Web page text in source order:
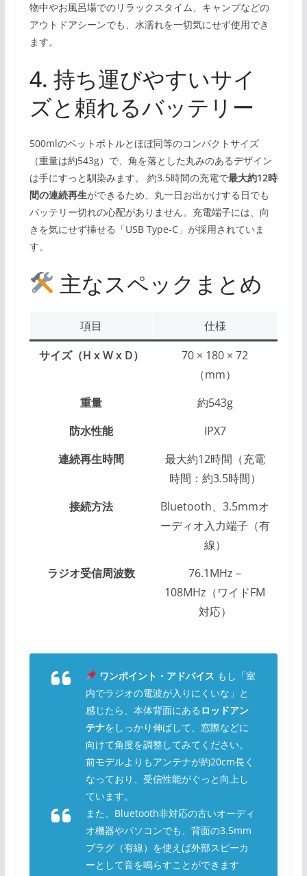
物中やお風呂場でのリラックスタイム、キャンプなどの
アウトドアシーンでも、水濡れを一切気にせず使用でき
ます。
4. 持ち運びやすいサイ
ズと頼れるバッテリー
500mlのペットボトルとほぼ同等のコンパクトサイズ
（重量は約543g）で、角を落とした丸みのあるデザイン
は手にすっと馴染みます。 約3.5時間の充電で最大約12時
間の連続再生ができるため、丸一日お出かけする日でも
バッテリー切れの心配がありません。充電端子には、向
きを気にせず挿せる「USB Type-C」が採用されていま
す。
主なスペックまとめ
項目
仕様
サイズ（H x W x D）
70 × 180 × 72
（mm）
重量
約543g
防水性能
IPX7
連続再生時間
最大約12時間（充電
時間：約3.5時間）
接続方法
Bluetooth、3.5mmオ
ーディオ入力端子（有
線）
ラジオ受信周波数
76.1MHz –
108MHz（ワイドFM
対応）
ワンポイント・アドバイス もし「室
内でラジオの電波が入りにくいな」と
感じたら、本体背面にある ロッドアン
テナをしっかり伸ばして、窓際などに
向けて角度を調整してみてください。
前モデルよりもアンテナが約20cm長く
なっており、受信性能がぐっと向上し
ています。
また、Bluetooth非対応の古いオーディ
オ機器やパソコンでも、背面の3.5mm
プラグ（有線）を使えば外部スピーカ
ーとして音を鳴らすことができます